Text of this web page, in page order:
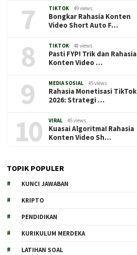
7 TIKTOK 49 views
Bongkar Rahasia Konten
Video Short Auto F…
8 TIKTOK 48 views
Pasti FYP! Trik dan Rahasia
Konten Video …
9 MEDIA SOSIAL 45 views
Rahasia Monetisasi TikTok
2026: Strategi …
10 VIRAL 45 views
Kuasai Algoritma! Rahasia
Konten Video Sh…
TOPIK POPULER
KUNCI JAWABAN
KRIPTO
PENDIDIKAN
KURIKULUM MERDEKA
LATIHAN SOAL